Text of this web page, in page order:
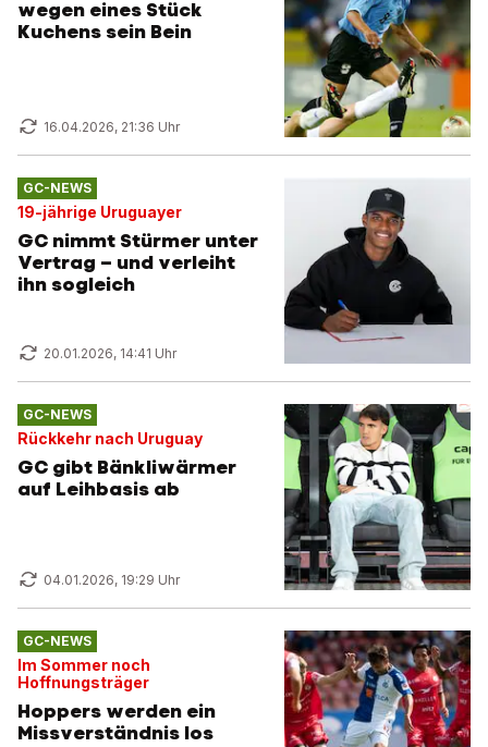
wegen eines Stück
Kuchens sein Bein
16.04.2026, 21:36 Uhr
GC-NEWS
19-jährige Uruguayer
GC nimmt Stürmer unter
Vertrag – und verleiht
ihn sogleich
20.01.2026, 14:41 Uhr
GC-NEWS
Rückkehr nach Uruguay
GC gibt Bänkliwärmer
auf Leihbasis ab
04.01.2026, 19:29 Uhr
GC-NEWS
Im Sommer noch
Hoffnungsträger
Hoppers werden ein
Missverständnis los